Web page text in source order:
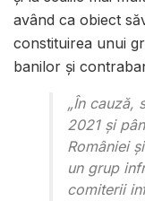
având ca obiect
constituirea unui
banilor și
„În cauză,
2021 și
României
un grup
comiterii